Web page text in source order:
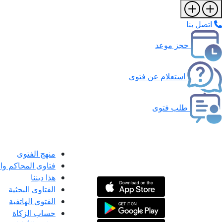
اتصل بنا
حجز موعد
استعلام عن فتوى
طلب فتوى
منهج الفتوى
فتاوى المحاكم
هذا ديننا
الفتاوى البحثية
الفتوى الهاتفية
حساب الزكاة